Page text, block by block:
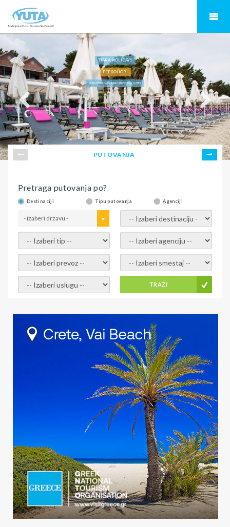
TIARA HOLIDAYS
PEFKOHORI
PEFKOHORI, KASANDRA, MAKO SEA & SUITES
PUTOVANJA
Pretraga putovanja po?
Destinaciji Tipu putovanja Agenciji
- izaberi drzavu - - izaberi destinaciju -
- izaberi tip - - izaberi agenciju -
- izaberi prevoz - - Izaberite smestaj -
- Izaberite uslugu - TRAŽI